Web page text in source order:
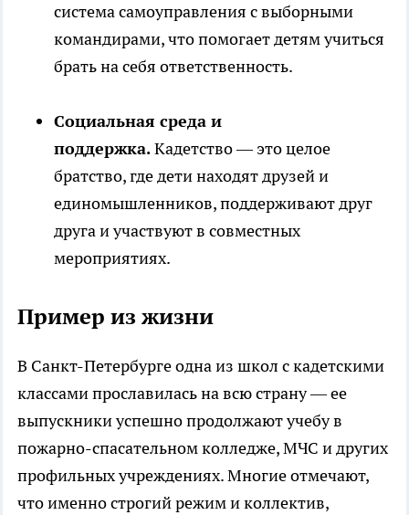
система самоуправления с выборными
командирами, что помогает детям учиться
брать на себя ответственность.
Социальная среда и
поддержка.Кадетство — это целое
братство, где дети находят друзей и
единомышленников, поддерживают друг
друга и участвуют в совместных
мероприятиях.
Пример из жизни
В Санкт-Петербурге одна из школ с кадетскими
классами прославилась на всю страну — ее
выпускники успешно продолжают учебу в
пожарно-спасательном колледже, МЧС и других
профильных учреждениях. Многие отмечают,
что именно строгий режим и коллектив,